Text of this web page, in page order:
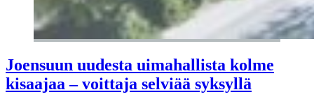
Joensuun uudesta uimahallista kolme
kisaajaa – voittaja selviää syksyllä